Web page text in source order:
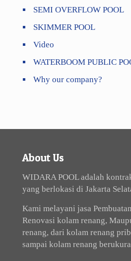
SEMI OVERFLOW POOL
SKIMMER POOL
Video
WATERBOOM PUBLIC
Why our company?
About Us
WIDARA POOL adalah
yang berlokasi di Jakarta
Kami melayani jasa
Renovasi kolam renang,
renang, dari kolam renang
sampai kolam renang